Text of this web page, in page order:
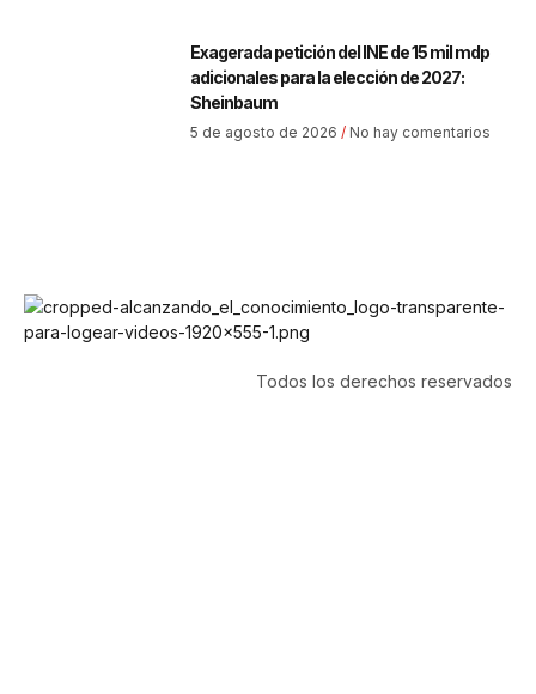
Exagerada petición del INE de 15 mil mdp
adicionales para la elección de 2027:
Sheinbaum
5 de agosto de 2026 No hay comentarios
Todos los derechos reservados